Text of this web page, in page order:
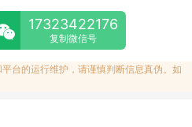
17323422176
复制微信号
台的运行维护，请谨慎判断信息真伪。如